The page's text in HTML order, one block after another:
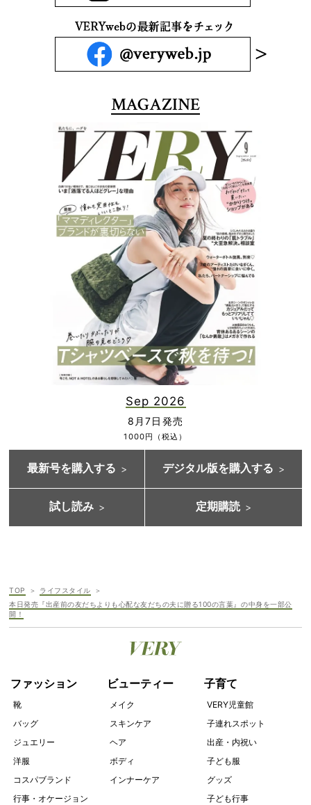
MAGAZINE
Sep 2026
8月7日発売
1000円（税込）
最新号を購入する デジタル版を購入する
試し読み 定期購読
TOP
ライフスタイル
本日発売『出産前の友だちよりも心配な友だちの夫に贈る100の言葉』の中身を一部公
開！
ファッション
靴
バッグ
ジュエリー
洋服
コスパブランド
行事・オケージョン
ビューティー
メイク
スキンケア
ヘア
ボディ
インナーケア
子育て
VERY児童館
子連れスポット
出産・内祝い
子ども服
グッズ
子ども行事